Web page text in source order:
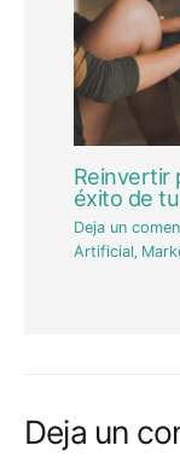
Reinvertir
éxito de
Deja un
Artificial,
Deja un